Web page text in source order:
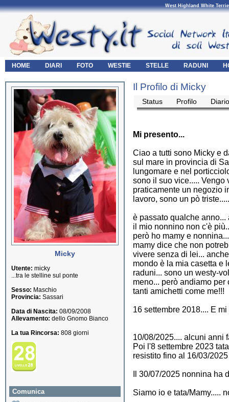
West Highland White
HOME DIARI FOTO WESTIE STELLE RADUNI
Micky
Utente: micky
...tra le stelline sul ponte
Sesso: Maschio
Provincia: Sassari
Data di Nascita: 08/09/2008
Allevamento: dello Gnomo Bianco
La tua Rincorsa: 808 giorni
Comunica
Il Profilo di Micky
Status Profilo Diario
Mi presento...
Ciao a tutti sono Micky e
sul mare in provincia di
lungomare e nel
sono il suo vice.....
praticamente un negozio
lavoro, sono un pò
è passato qualche
il mio nonnino non c'è
però ho mamy e
mamy dice che non
vivere senza di lei...
mondo è la mia casetta e
raduni... sono un westy-
meno... però andiamo
tanti amichetti come me!!!
16 settembre 2018.... E
10/08/2025.... alcuni anni
Poi l'8 settembre 2023
resistito fino al 16/03/
Il 30/07/2025 nonnina ha
Siamo io e tata/Mamy.....